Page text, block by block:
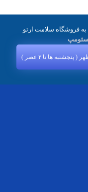
فروشگاه سلامت ارتو